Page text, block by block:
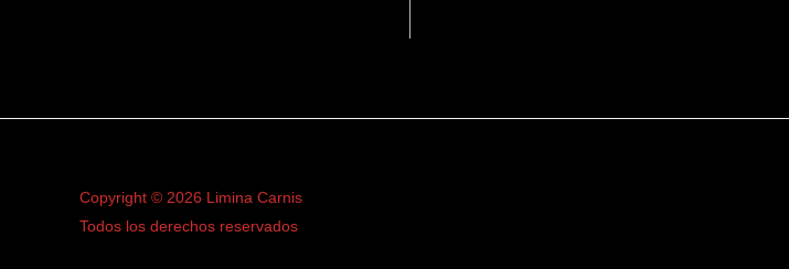
Copyright © 2026 Limina Carnis
Todos los derechos reservados